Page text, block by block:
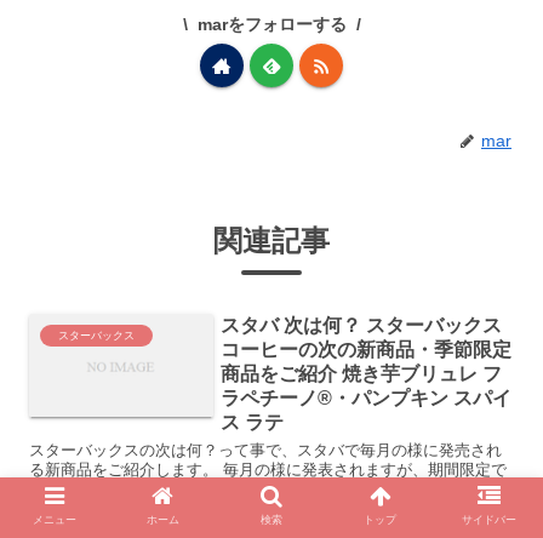
marをフォローする
mar
関連記事
スターバックス
スタバ 次は何？ スターバックス
コーヒーの次の新商品・季節限定
商品をご紹介 焼き芋ブリュレ フ
ラペチーノ®・パンプキン スパイ
ス ラテ
スターバックスの次は何？って事で、スタバで毎月の様に発売され
る新商品をご紹介します。 毎月の様に発表されますが、期間限定で
終了してしまいます。 いそいで試してみないと終わっちゃいます
よ。 スタバ 次は何？ 9月21から...
メニュー ホーム 検索 トップ サイドバー